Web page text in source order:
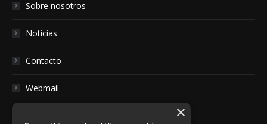
Sobre nosotros
Noticias
Contacto
Webmail
×